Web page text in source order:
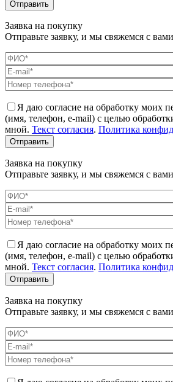
Заявка на покупку
Отправьте заявку, и мы свяжемся с
Я даю согласие на обработку моих
(имя, телефон, e-mail) с целью
мной. Текст согласия. Политика
Заявка на покупку
Отправьте заявку, и мы свяжемся с
Я даю согласие на обработку моих
(имя, телефон, e-mail) с целью
мной. Текст согласия. Политика
Заявка на покупку
Отправьте заявку, и мы свяжемся с